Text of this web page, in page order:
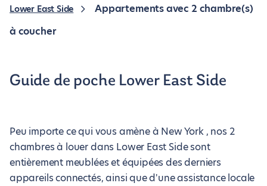
Lower East Side
Appartements avec 2 chambre(s)
à coucher
Guide de poche Lower East Side
Peu importe ce qui vous amène à New York , nos 2
chambres à louer dans Lower East Side sont
entièrement meublées et équipées des derniers
appareils connectés, ainsi que d'une assistance locale